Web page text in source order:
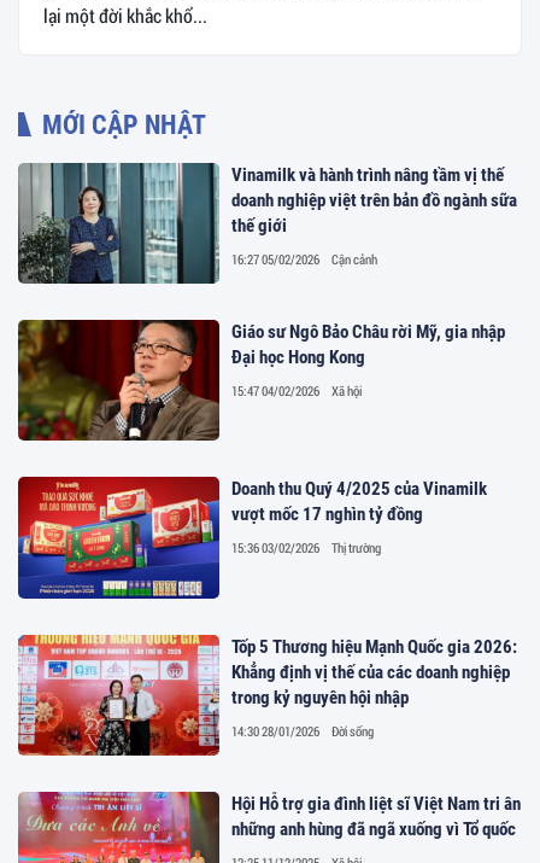
lại một đời khắc khổ...
MỚI CẬP NHẬT
Vinamilk và hành trình nâng tầm vị thế
doanh nghiệp việt trên bản đồ ngành sữa
thế giới
16:27 05/02/2026 Cận cảnh
Giáo sư Ngô Bảo Châu rời Mỹ, gia nhập
Đại học Hong Kong
15:47 04/02/2026 Xã hội
Doanh thu Quý 4/2025 của Vinamilk
vượt mốc 17 nghìn tỷ đồng
15:36 03/02/2026 Thị trường
Tốp 5 Thương hiệu Mạnh Quốc gia 2026:
Khẳng định vị thế của các doanh nghiệp
trong kỷ nguyên hội nhập
14:30 28/01/2026 Đời sống
Hội Hỗ trợ gia đình liệt sĩ Việt Nam tri ân
những anh hùng đã ngã xuống vì Tổ quốc